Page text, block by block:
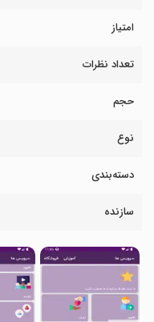
امتیاز
تعداد نظرات
حجم
نوع
دسته‌بندی
سازنده